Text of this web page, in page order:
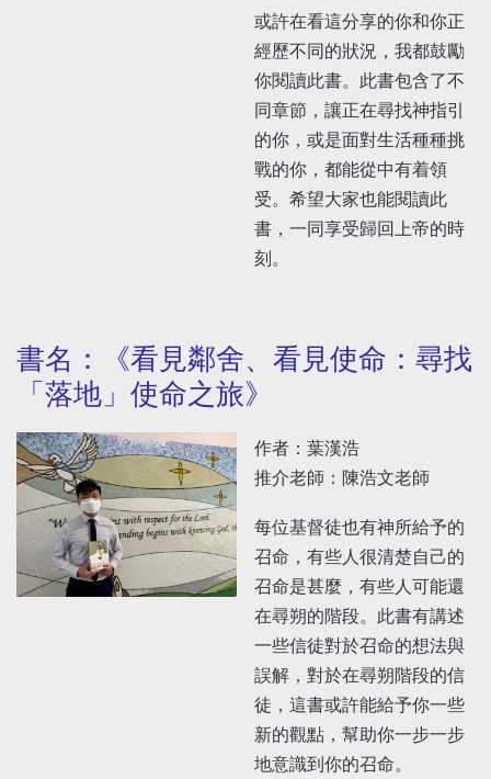
或許在看這分享的你和你正
經歷不同的狀況，我都鼓勵
你閱讀此書。此書包含了不
同章節，讓正在尋找神指引
的你，或是面對生活種種挑
戰的你，都能從中有着領
受。希望大家也能閱讀此
書，一同享受歸回上帝的時
刻。
書名：《看見鄰舍、看見使命：尋找
「落地」使命之旅》
作者：葉漢浩
推介老師：陳浩文老師
每位基督徒也有神所給予的
召命，有些人很清楚自己的
召命是甚麼，有些人可能還
在尋朔的階段。此書有講述
一些信徒對於召命的想法與
誤解，對於在尋朔階段的信
徒，這書或許能給予你一些
新的觀點，幫助你一步一步
地意識到你的召命。